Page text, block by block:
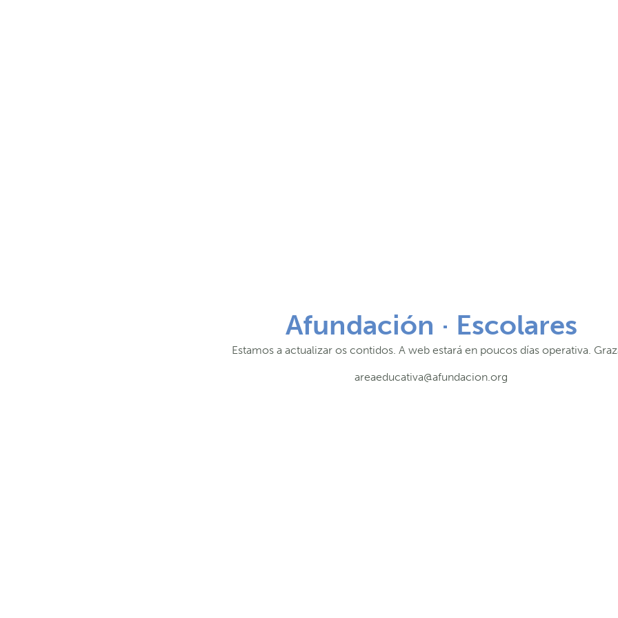
Afundación · Escolares
Estamos a actualizar os contidos. A web estará en poucos días operativa.
areaeducativa@afundacion.org